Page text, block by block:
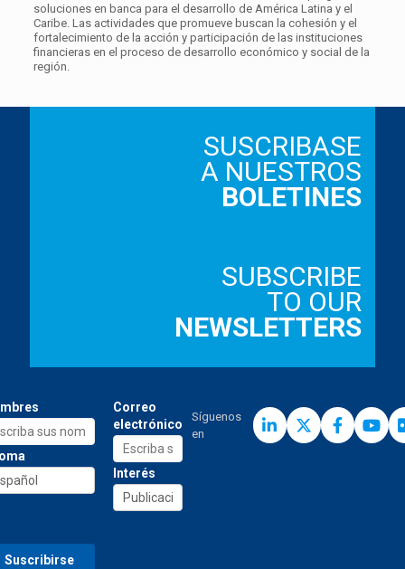
soluciones en banca para el desarrollo de América Latina y el
Caribe. Las actividades que promueve buscan la cohesión y el
fortalecimiento de la acción y participación de las instituciones
financieras en el proceso de desarrollo económico y social de la
región.
SUSCRIBASE
A NUESTROS
BOLETINES
SUBSCRIBE
TO OUR
NEWSLETTERS
Correo
electrónico
Interés
Síguenos
en